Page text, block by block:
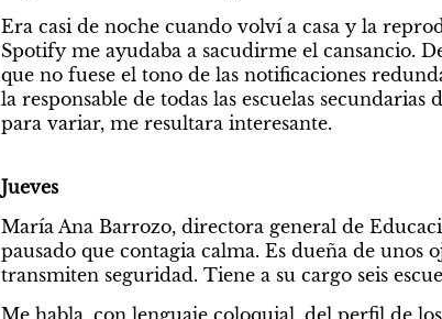
Era casi de noche cuando volví a casa y la
Spotify me ayudaba a sacudirme el cansancio.
que no fuese el tono de las notificaciones
la responsable de todas las escuelas
para variar, me resultara interesante.
Jueves
María Ana Barrozo, directora general de
pausado que contagia calma. Es dueña de unos
transmiten seguridad. Tiene a su cargo seis